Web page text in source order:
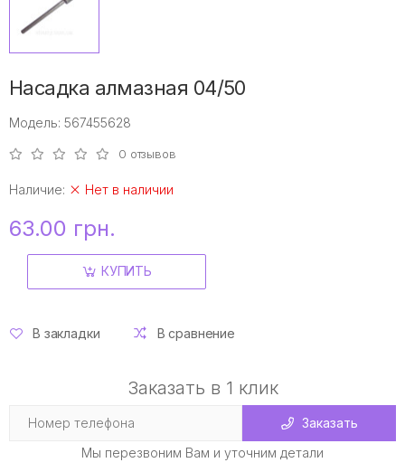
Насадка алмазная 04/50
Модель: 567455628
0 отзывов
Наличие: Нет в наличии
63.00 грн.
КУПИТЬ
В закладки В сравнение
Заказать в 1 клик
Заказать
Мы перезвоним Вам и уточним детали